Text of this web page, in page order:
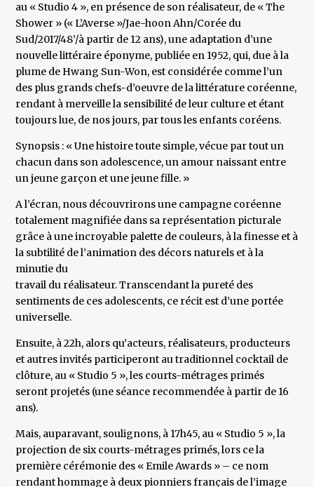
au « Studio 4 », en présence de son réalisateur, de « The
Shower » (« L’Averse »/Jae-hoon Ahn/Corée du
Sud/2017/48’/à partir de 12 ans), une adaptation d’une
nouvelle littéraire éponyme, publiée en 1952, qui, due à la
plume de Hwang Sun-Won, est considérée comme l’un
des plus grands chefs-d’oeuvre de la littérature coréenne,
rendant à merveille la sensibilité de leur culture et étant
toujours lue, de nos jours, par tous les enfants coréens.
Synopsis : « Une histoire toute simple, vécue par tout un
chacun dans son adolescence, un amour naissant entre
un jeune garçon et une jeune fille. »
A l’écran, nous découvrirons une campagne coréenne
totalement magnifiée dans sa représentation picturale
grâce à une incroyable palette de couleurs, à la finesse et à
la subtilité de l’animation des décors naturels et à la
minutie du
travail du réalisateur. Transcendant la pureté des
sentiments de ces adolescents, ce récit est d’une portée
universelle.
Ensuite, à 22h, alors qu’acteurs, réalisateurs, producteurs
et autres invités participeront au traditionnel cocktail de
clôture, au « Studio 5 », les courts-métrages primés
seront projetés (une séance recommendée à partir de 16
ans).
Mais, auparavant, soulignons, à 17h45, au « Studio 5 », la
projection de six courts-métrages primés, lors ce la
première cérémonie des « Emile Awards » – ce nom
rendant hommage à deux pionniers français de l’image